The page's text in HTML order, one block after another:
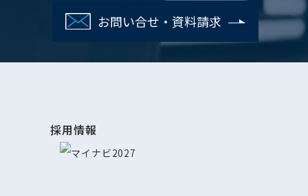
お問い合せ・資料請求
採用情報